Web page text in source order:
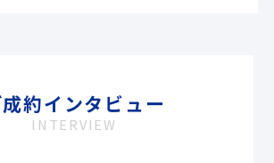
成約インタビュー
INTERVIEW